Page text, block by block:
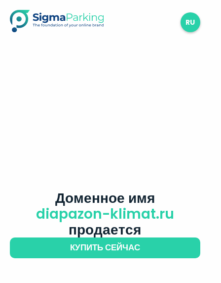
RU
Доменное имя
diapazon-klimat.ru
продается
КУПИТЬ СЕЙЧАС